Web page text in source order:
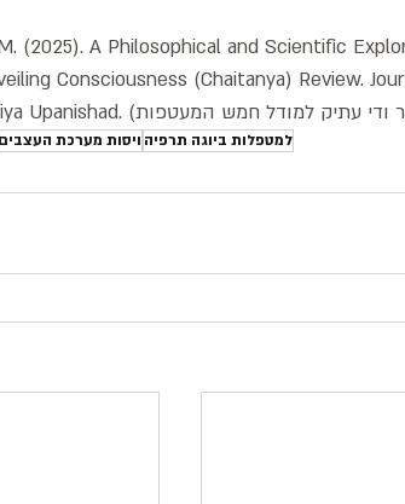
(2025). A Philosophical and Scientific
Consciousness (Chaitanya) Review.
למטפלות ביוגה תרפיה ויסות מערכת העצבים